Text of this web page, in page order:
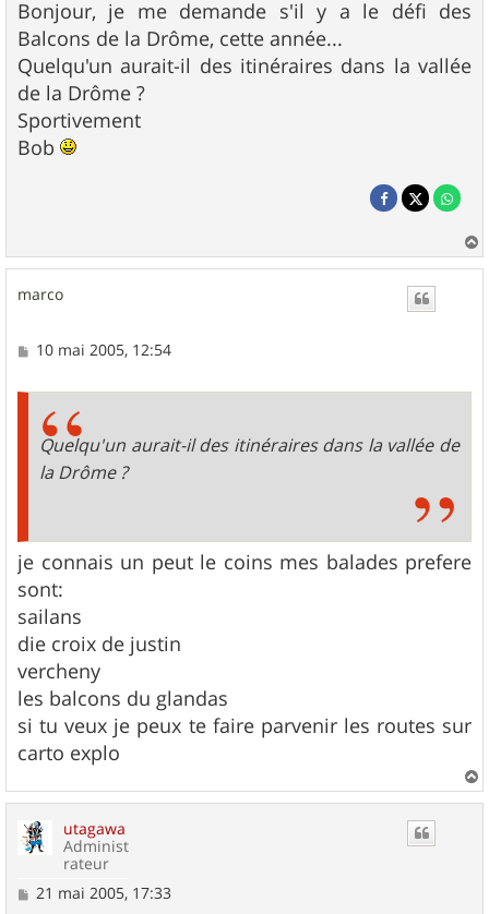
s
s
a
g
e
Bonjour, je me demande s'il y a le défi des
Balcons de la Drôme, cette année...
Quelqu'un aurait-il des itinéraires dans la vallée
de la Drôme ?
Sportivement
Bob
a
marco
M10 mai 2005, 12:54
Quelqu'un aurait-il des itinéraires dans la vallée de
la Drôme ?
je connais un peut le coins mes balades prefere
sont:
sailans
die croix de justin
vercheny
les balcons du glandas
si tu veux je peux te faire parvenir les routes sur
carto explo
a
utagawa
Administ
rateur
M
21 mai 2005, 17:33